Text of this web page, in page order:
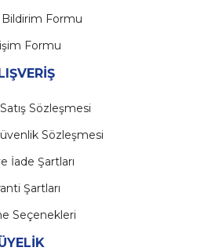
Bildirim Formu
Formu
Sözleşmesi
Sözleşmesi
İade Şartları
Şartları
Seçenekleri